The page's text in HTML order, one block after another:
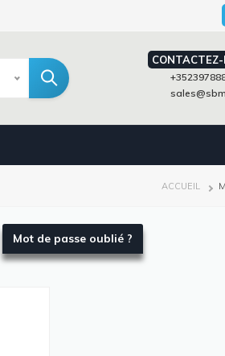
FIL
ACCUEIL
Mot de passe oublié ?
actif)